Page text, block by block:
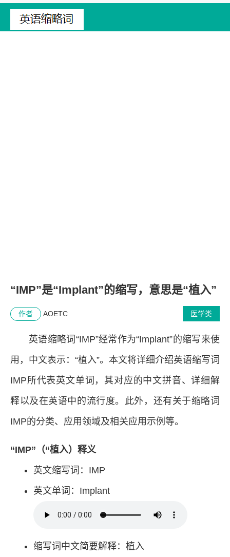
“IMP”是“Implant”的缩写，意思是“植入”
医学类
作者 AOETC
英语缩略词“IMP”经常作为“Implant”的缩写来使
用，中文表示：“植入”。本文将详细介绍英语缩写词
IMP所代表英文单词，其对应的中文拼音、详细解
释以及在英语中的流行度。此外，还有关于缩略词
IMP的分类、应用领域及相关应用示例等。
“IMP”（“植入）释义
英文缩写词：IMP
英文单词：Implant
缩写词中文简要解释：植入